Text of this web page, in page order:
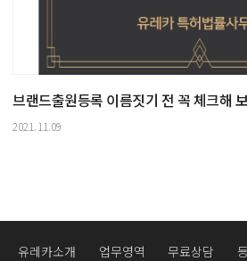
브랜드출원등록 이름짓기 전 꼭 체크해
2021.11.09
유레카소개 업무영역 무료상담